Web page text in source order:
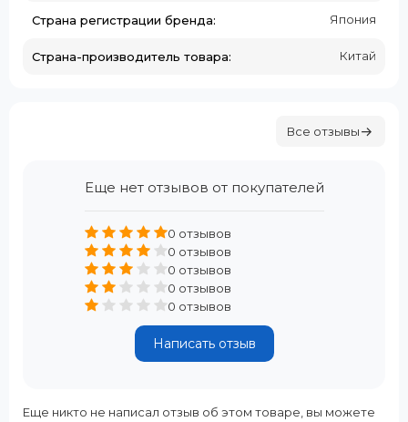
Страна регистрации бренда: Япония
Страна-производитель товара: Китай
Все отзывы
Еще нет отзывов от покупателей
0 отзывов
0 отзывов
0 отзывов
0 отзывов
0 отзывов
Написать отзыв
Еще никто не написал отзыв об этом товаре, вы можете